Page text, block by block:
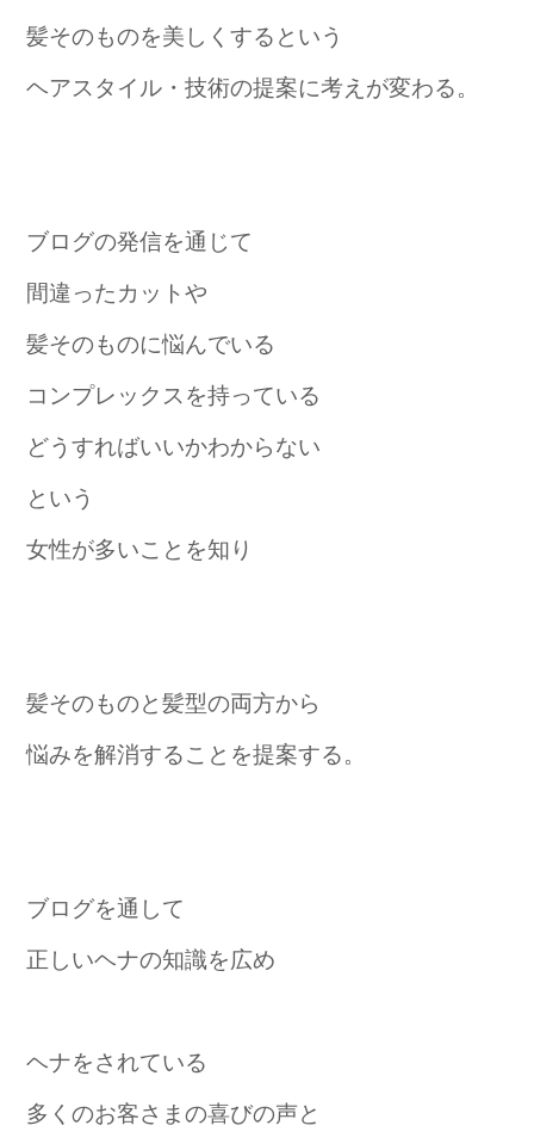
髪そのものを美しくするという
ヘアスタイル・技術の提案に考えが変わる。
ブログの発信を通じて
間違ったカットや
髪そのものに悩んでいる
コンプレックスを持っている
どうすればいいかわからない
という
女性が多いことを知り
髪そのものと髪型の両方から
悩みを解消することを提案する。
ブログを通して
正しいヘナの知識を広め
ヘナをされている
多くのお客さまの喜びの声と